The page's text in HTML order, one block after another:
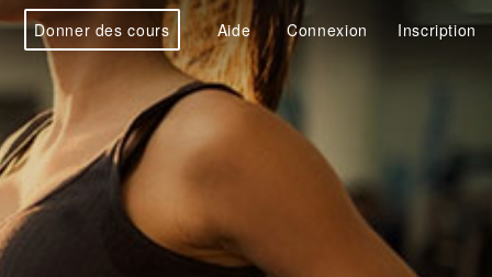
Donner des cours Aide Connexion Inscription